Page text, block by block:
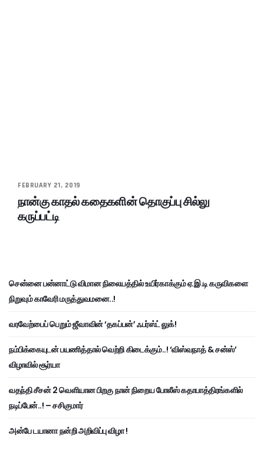
FEBRUARY 21, 2019
நான்கு காதல் கதைகளின் தொகுப்பு சில்லு
கருப்பட்டி
சென்னை பன்னாட்டு விமான நிலையத்தில் உயிர்காக்கும் ஏ.இ.டி கருவிகளை
நிறுவும் காவேரி மருத்துவமனை..!
வரவேற்பைப் பெறும் ஜீவாவின் ‘தகப்பன்’ ஃபர்ஸ்ட் லுக்!
நம்பிக்கையுடன் பயணித்தால் வெற்றி கிடைக்கும்..! ‘விஸ்வநாத் & சன்ஸ்’
விழாவில் சூர்யா
வதந்தி சீசன் 2 வெளியான பிறகு நான் நிறைய போலீஸ் கதாபாத்திரங்களில்
நடிப்பேன்..! – சசிகுமார்
அன்பே டயானா நன்றி அறிவிப்பு விழா !